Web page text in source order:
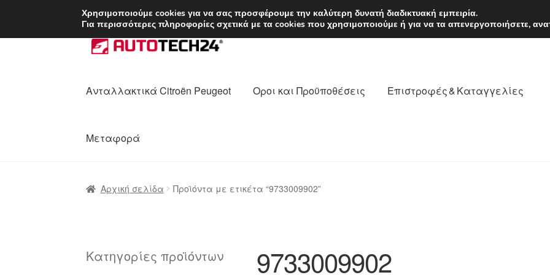
ΑΠΟΣΤΟΛΗ από 7 EUR Δευτέρα-Παρ.
Απευθείας
μετάβαση
πλοήγηση
Μετάβαση
σε
Ανταλλακτικά Citroën Peugeot Οροι και Προϋποθέσεις Επιστροφές & Καταγγελίες
Μεταφορά
Αρχική σελίδα Προϊόντα με ετικέτα “9733009902”
9733009902
Κατηγορίες προϊόντων
Χρησιμοποιούμε cookies για να σας προσφέρουμε την καλύτερη δυνατή διαδικτυακή εμπειρία.
Για περισσότερες πληροφορίες σχετικά με τα cookies που χρησιμοποιούμε ή για να τα απενεργοποιήσετε,